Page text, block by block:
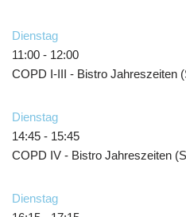
Dienstag
11:00 - 12:00
COPD I-III - Bistro Jahreszeiten
Dienstag
14:45 - 15:45
COPD IV - Bistro Jahreszeiten
Dienstag